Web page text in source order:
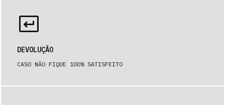
DEVOLUÇÃO
CASO NÃO FIQUE 100% SATISFEITO